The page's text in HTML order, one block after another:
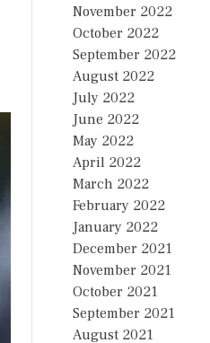
November 2022
October 2022
September 2022
August 2022
July 2022
June 2022
May 2022
April 2022
March 2022
February 2022
January 2022
December 2021
November 2021
October 2021
September 2021
August 2021